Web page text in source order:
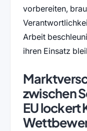
vorbereiten,
Arbeit
ihren Einsatz
zwischen
EU